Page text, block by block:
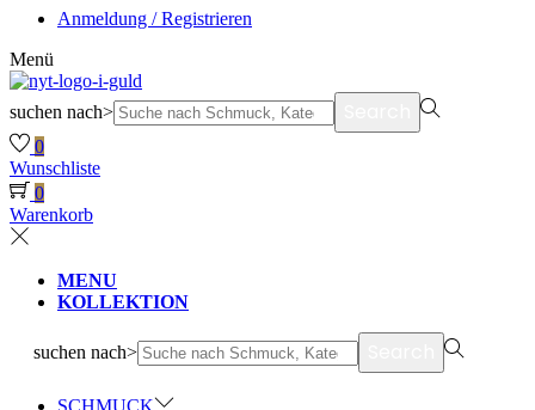
Anmeldung / Registrieren
Menü
suchen nach>
0
Wunschliste
0
Warenkorb
MENU
KOLLEKTION
suchen nach>
SCHMUCK